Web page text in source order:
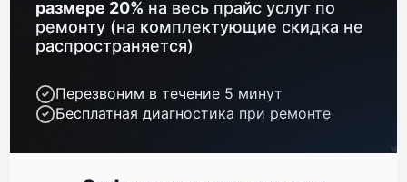
размере 20% на весь прайс услуг по
ремонту (на комплектующие скидка не
распространяется)
Перезвоним в течение 5 минут
Бесплатная диагностика при ремонте